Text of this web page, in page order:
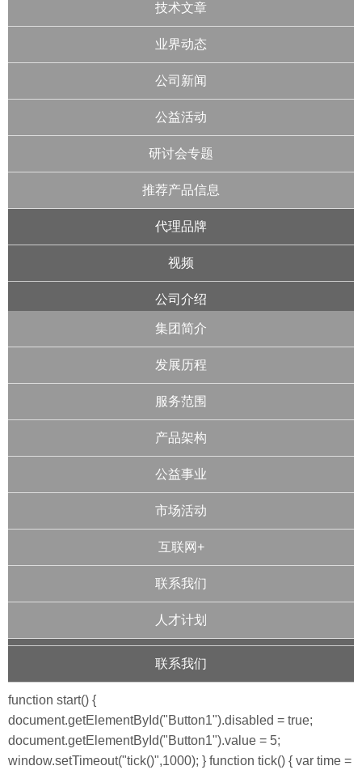
技术文章
业界动态
公司新闻
公益活动
研讨会专题
推荐产品信息
代理品牌
视频
公司介绍
集团简介
发展历程
服务范围
产品架构
公益事业
市场活动
互联网+
联系我们
人才计划
联系我们
function start() {
document.getElementById("Button1").disabled = true;
document.getElementById("Button1").value = 5;
window.setTimeout("tick()",1000); } function tick() { var time =